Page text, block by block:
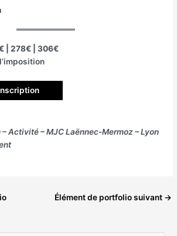
| 278€ | 306€
Activité – MJC Laënnec-Mermoz – Lyon
Élément de portfolio suivant →